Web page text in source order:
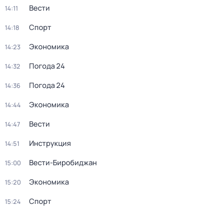
14:11 Вести
14:18 Спорт
14:23 Экономика
14:32 Погода 24
14:36 Погода 24
14:44 Экономика
14:47 Вести
14:51 Инструкция
15:00 Вести-Биробиджан
15:20 Экономика
15:24 Спорт